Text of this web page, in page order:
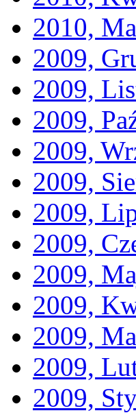
2010,
2009,
2009,
2009,
2009,
2009,
2009,
2009,
2009,
2009,
2009,
2009,
2009,